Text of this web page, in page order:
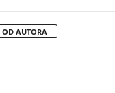
OD AUTORA